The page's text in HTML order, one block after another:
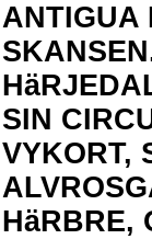
ANTIGUA
SIN
VYKORT,
HäRBRE,